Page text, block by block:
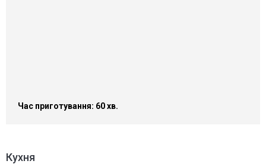
Час приготування: 60 хв.
Кухня